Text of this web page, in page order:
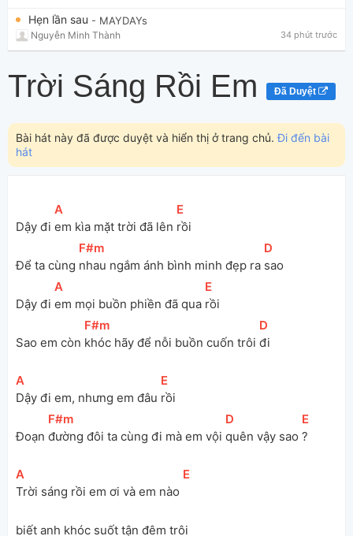
Hẹn lần sau - MAYDAYs
Nguyễn Minh Thành 34 phút trước
Trời Sáng Rồi Em Đã Duyệt
Bài hát này đã được duyệt và hiển thị ở trang chủ.Đi đến bài
hát
Dậy đi
[
A
em kìa mặt trời đã lên
[E
rồi
Để ta cùng
[F#m
nhau ngắm ánh bình minh đẹp ra
[D
sao
Dậy đi
[
A
em mọi buồn phiền đã qua
[E
rồi
Sao em còn
[F#m
khóc hãy để nỗi buồn cuốn trôi
[D
đi
[
A
Dậy đi em, nhưng em đâu
[E
rồi
Đoạn
[F#m
đường đôi ta cùng đi mà em vội
[D
quên vậy sao
[E
?
[
A
Trời sáng rồi em ơi và em nào
[E
biết anh khóc suốt tận đêm trôi